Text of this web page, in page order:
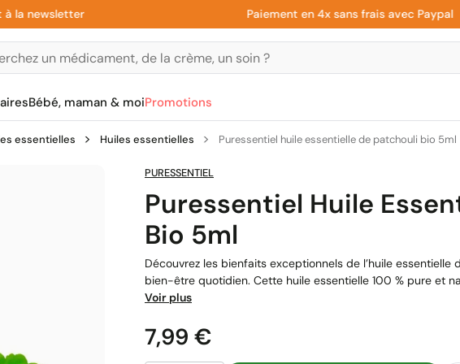
Paiement en 4x sans frais avec Paypal
Bébé, maman & moiPromotions
essentielles Huiles essentielles Puressentiel huile essentielle de patchouli bio 5ml
PURESSENTIEL
Puressentiel Huile
Bio 5ml
Découvrez les bienfaits exceptionnels de l’huile
bien-être quotidien. Cette huile essentielle 100 % pure et
Voir plus
Prix
7,99 €